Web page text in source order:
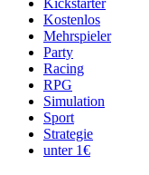
Kickstarter
Kostenlos
Mehrspieler
Party
Racing
RPG
Simulation
Sport
Strategie
unter 1€